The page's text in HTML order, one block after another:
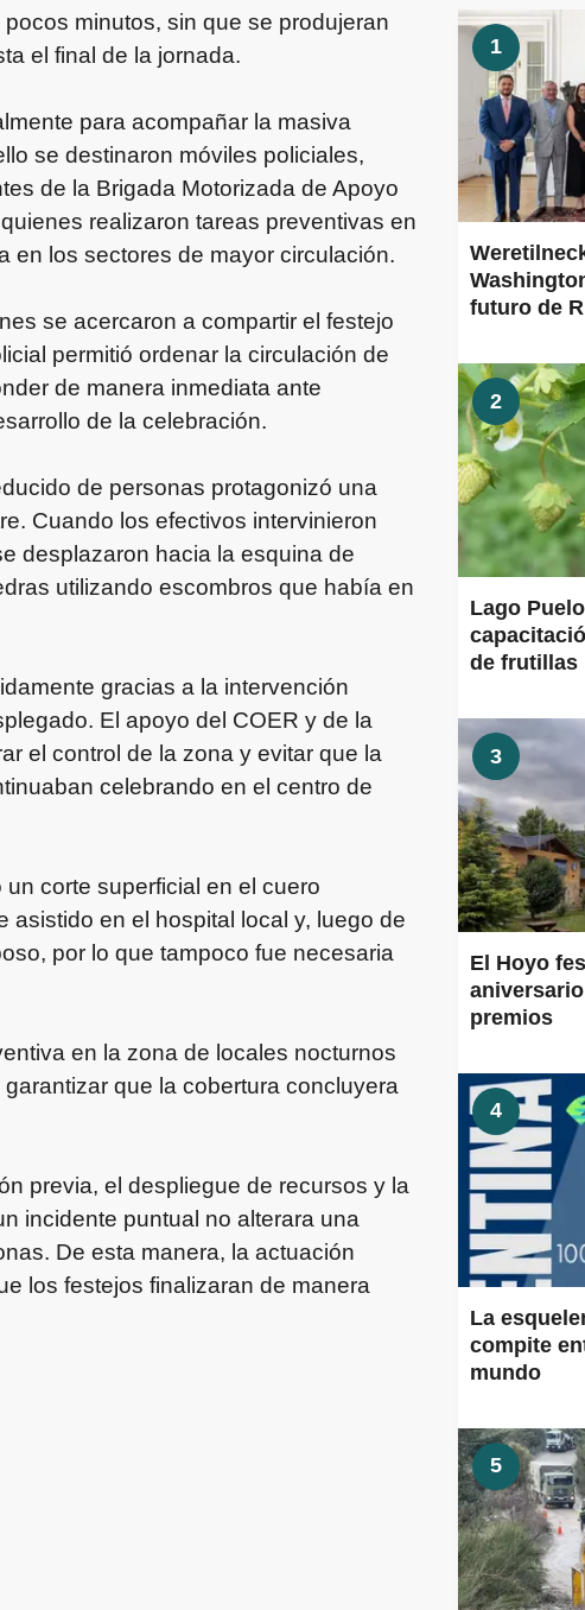
minutos, sin que se produjeran
el final de la jornada.
para acompañar la masiva
se destinaron móviles policiales,
de la Brigada Motorizada de Apoyo
realizaron tareas preventivas en
en los sectores de mayor circulación.
se acercaron a compartir el festejo
permitió ordenar la circulación de
de manera inmediata ante
de la celebración.
de personas protagonizó una
Cuando los efectivos intervinieron
desplazaron hacia la esquina de
utilizando escombros que había en
gracias a la intervención
El apoyo del COER y de la
el control de la zona y evitar que la
celebrando en el centro de
corte superficial en el cuero
asistido en el hospital local y, luego de
por lo que tampoco fue necesaria
en la zona de locales nocturnos
que la cobertura concluyera
previa, el despliegue de recursos y la
incidente puntual no alterara una
De esta manera, la actuación
los festejos finalizaran de manera
1
futuro de
2
Lago
de frutillas
3
El Hoyo
premios
4
La
compite
mundo
5